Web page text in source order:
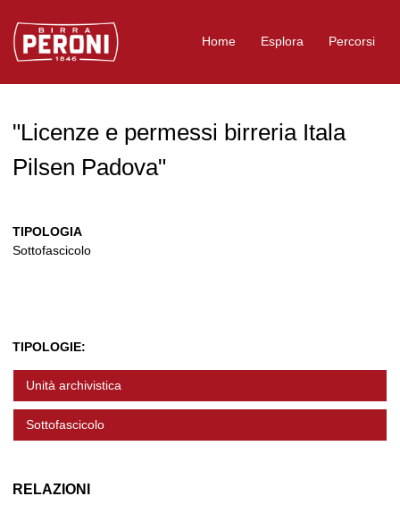
Logo Birra Peroni
Home Esplora Percorsi
"Licenze e permessi birreria Itala
Pilsen Padova"
TIPOLOGIA
Sottofascicolo
TIPOLOGIE:
Unità archivistica
Sottofascicolo
RELAZIONI